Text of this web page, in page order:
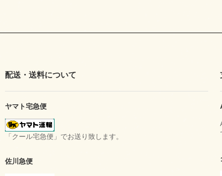
配送・送料について
ヤマト宅急便
「クール宅急便」でお送り致します。
佐川急便